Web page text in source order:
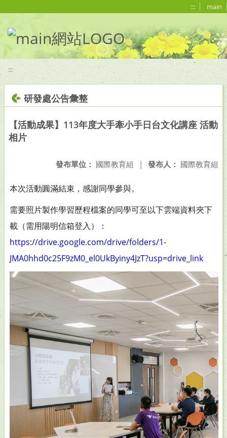
::: main
:::
研發處公告彙整
【活動成果】113年度大手牽小手日台文化講座 活動
相片
發布人： 國際教育組
發布單位： 國際教育組 |
本次活動圓滿結束，感謝同學參與。
需要照片製作學習歷程檔案的同學可至以下雲端資料夾下
載（需用陽明信箱登入）：
https://drive.google.com/drive/folders/1-
JMA0hhd0c25F9zM0_el0UkByiny4JzT?usp=drive_link